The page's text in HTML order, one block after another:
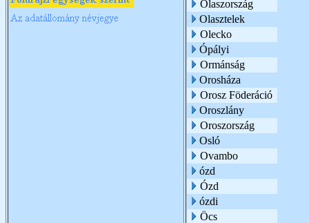
Olaszország
Olasztelek
Olecko
Ópályi
Ormánság
Orosháza
Orosz Föderáció
Oroszlány
Oroszország
Osló
Ovambo
ózd
Ózd
ózdi
Öcs